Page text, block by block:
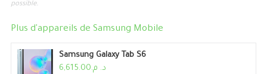
possible.
Plus d'appareils de Samsung Mobile
Samsung Galaxy Tab S6
د. م.6,615.00